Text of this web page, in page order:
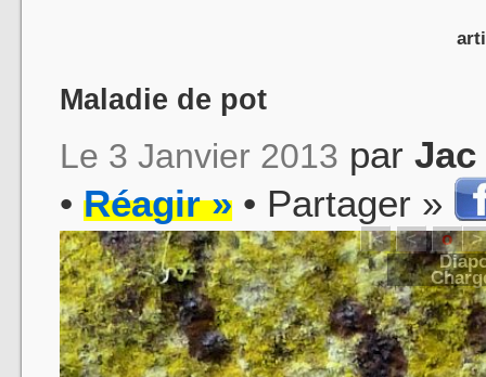
Maladie de pot
Le 3 Janvier 2013 par
• Réagir » • Partager »
|< < o >